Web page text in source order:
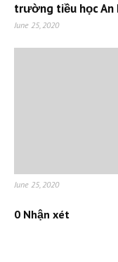
trường tiều học
June 25, 2020
June 25, 2020
0 Nhận xét